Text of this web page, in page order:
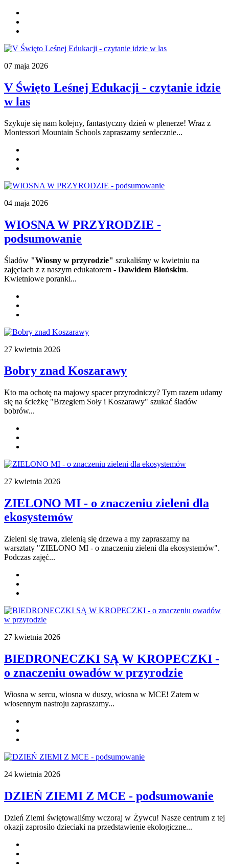
07 maja 2026
V Święto Leśnej Edukacji - czytanie idzie
w las
Szykuje się nam kolejny, fantastyczny dzień w plenerze! Wraz z
Montessori Mountain Schools zapraszamy serdecznie...
04 maja 2026
WIOSNA W PRZYRODZIE -
podsumowanie
Śladów "Wiosny w przyrodzie" szukaliśmy w kwietniu na
zajęciach z z naszym edukatorem - Dawidem Błońskim.
Kwietniowe poranki...
27 kwietnia 2026
Bobry znad Koszarawy
Kto ma ochotę na majowy spacer przyrodniczy? Tym razem udamy
się na ścieżkę "Brzegiem Soły i Koszarawy" szukać śladów
bobrów...
27 kwietnia 2026
ZIELONO MI - o znaczeniu zieleni dla
ekosystemów
Zieleni się trawa, zielenią się drzewa a my zapraszamy na
warsztaty "ZIELONO MI - o znaczeniu zieleni dla ekosystemów".
Podczas zajęć...
27 kwietnia 2026
BIEDRONECZKI SĄ W KROPECZKI -
o znaczeniu owadów w przyrodzie
Wiosna w sercu, wiosna w duszy, wiosna w MCE! Zatem w
wiosennym nastroju zapraszamy...
24 kwietnia 2026
DZIEŃ ZIEMI Z MCE - podsumowanie
Dzień Ziemi świętowaliśmy wczoraj w Żywcu! Nasze centrum z tej
okazji zaprosiło dzieciaki na przedstawienie ekologiczne...